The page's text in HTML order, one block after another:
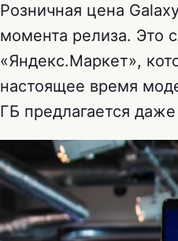
Розничная цена
момента релиза. Это
«Яндекс.Маркет»,
настоящее время
ГБ предлагается